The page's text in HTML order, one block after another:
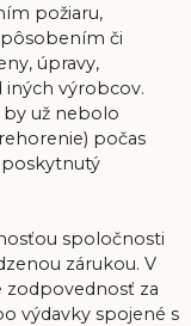
požiaru,
či
úpravy,
iných výrobcov.
by už nebolo
počas
poskytnutý
spoločnosti
zárukou. V
zodpovednosť za
výdavky spojené s